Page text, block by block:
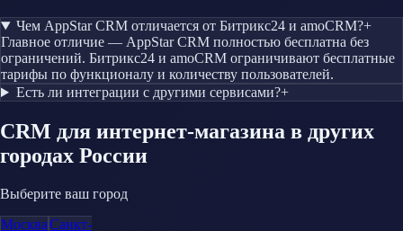
Чем AppStar CRM отличается от Битрикс24 и amoCRM?+
Главное отличие — AppStar CRM полностью бесплатна без
ограничений. Битрикс24 и amoCRM ограничивают бесплатные
тарифы по функционалу и количеству пользователей.
Есть ли интеграции с другими сервисами?+
CRM для интернет-магазина в других
городах России
Выберите ваш город
МоскваСанкт-